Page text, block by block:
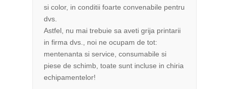
si color, in conditii foarte convenabile pentru
dvs.
Astfel, nu mai trebuie sa aveti grija printarii
in firma dvs., noi ne ocupam de tot:
mentenanta si service, consumabile si
piese de schimb, toate sunt incluse in chiria
echipamentelor!